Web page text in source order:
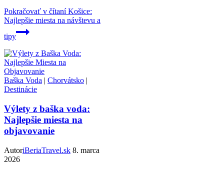
Pokračovať v čítaníKošice:
Najlepšie miesta na návštevu a
tipy
Baška Voda | Chorvátsko |
Destinácie
Výlety z baška voda:
Najlepšie miesta na
objavovanie
AutoriBeriaTravel.sk 8. marca
2026